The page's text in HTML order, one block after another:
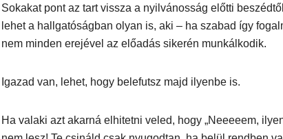
Sokakat pont az tart vissza a nyilvánosság előtti
lehet a hallgatóságban olyan is, aki – ha szabad így
nem minden erejével az előadás sikerén munkálkodik.
Igazad van, lehet, hogy belefutsz majd ilyenbe is.
Ha valaki azt akarná elhitetni veled, hogy „Neeeeem,